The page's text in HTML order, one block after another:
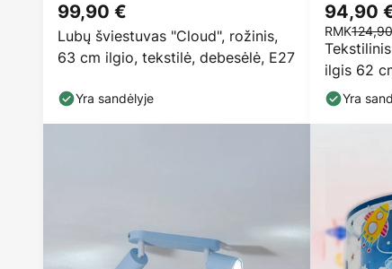
Lubų šviestuvas "Cloud", rožinis,
63 cm ilgio, tekstilė, debesėlė, E27
99,90 €
Yra sandėlyje
ilgis 62
94,90
RMK
Yra